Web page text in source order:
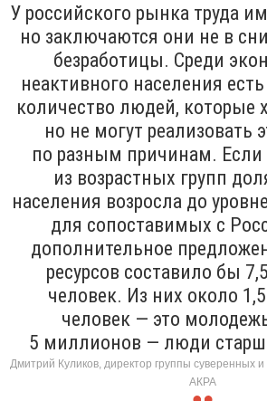
У российского рынка труда
но заключаются они не в
безработицы. Среди
неактивного населения
количество людей, которые
но не могут реализовать
по разным причинам.
из возрастных групп
населения возросла до
для сопоставимых с
дополнительное
ресурсов составило бы
человек. Из них около
человек — это
5 миллионов — люди
Дмитрий Куликов, директор группы суверенных
АКРА